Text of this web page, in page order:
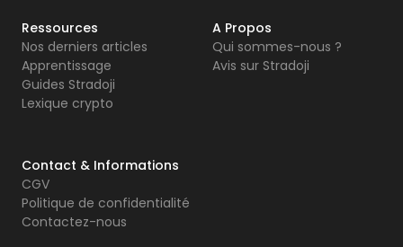
Ressources
Nos derniers articles
Apprentissage
Guides Stradoji
Lexique crypto
A Propos
Qui sommes-nous ?
Avis sur Stradoji
Contact & Informations
CGV
Politique de confidentialité
Contactez-nous